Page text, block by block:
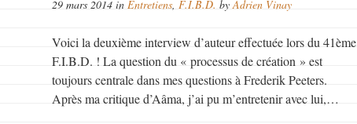
29 mars 2014 inEntretiens,F.I.B.D. byAdrien Vinay
Voici la deuxième interview d’auteur effectuée lors du 41ème
F.I.B.D. ! La question du « processus de création » est
toujours centrale dans mes questions à Frederik Peeters.
Après ma critique d’Aâma, j’ai pu m’entretenir avec lui,…